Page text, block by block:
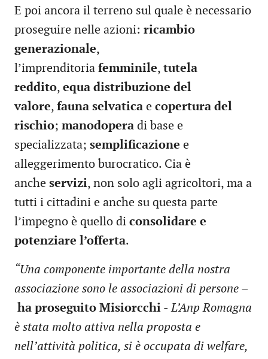
E poi ancora il terreno sul quale è necessario
proseguire nelle azioni: ricambio
generazionale,
l’imprenditoria femminile, tutela
reddito, equa distribuzione del
valore, fauna selvatica e copertura del
rischio; manodopera di base e
specializzata; semplificazione e
alleggerimento burocratico. Cia è
anche servizi, non solo agli agricoltori, ma a
tutti i cittadini e anche su questa parte
l’impegno è quello di consolidare e
potenziare l’offerta.
“Una componente importante della nostra
associazione sono le associazioni di persone –
ha proseguito Misiorcchi -L’Anp Romagna
è stata molto attiva nella proposta e
nell’attività politica, si è occupata di welfare,